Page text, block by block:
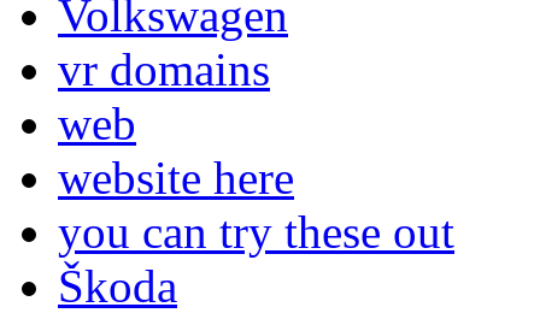
Volkswagen
vr domains
web
website here
you can try these out
Škoda